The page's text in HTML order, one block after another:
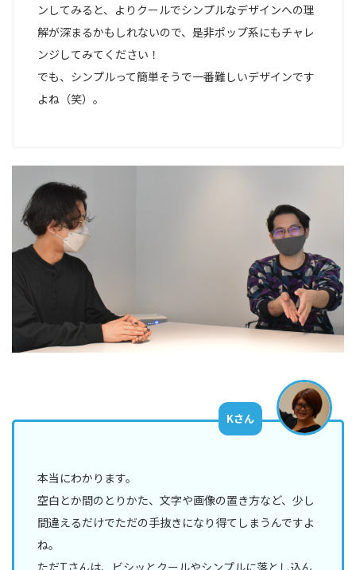
ンしてみると、よりクールでシンプルなデザインへの理
解が深まるかもしれないので、是非ポップ系にもチャレ
ンジしてみてください！
でも、シンプルって簡単そうで一番難しいデザインです
よね（笑）。
Kさん
本当にわかります。
空白とか間のとりかた、文字や画像の置き方など、少し
間違えるだけでただの手抜きになり得てしまうんですよ
ね。
ただTさんは、ビシッとクールやシンプルに落とし込ん